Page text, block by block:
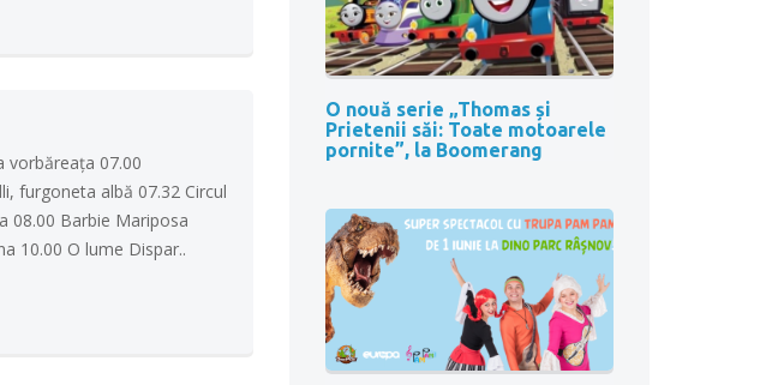
vorbăreaţa 07.00
furgoneta albă 07.32 Circul
08.00 Barbie Mariposa
10.00 O lume Dispar..
O nouă serie „Thomas și
Prietenii săi: Toate motoarele
pornite”, la Boomerang